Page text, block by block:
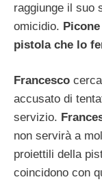
raggiunge il suo
omicidio.
pistola che lo
Francesco
accusato di
servizio.
non servirà a
proiettili della
coincidono con